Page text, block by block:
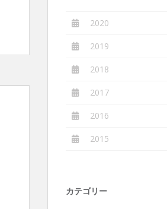
2020
2019
2018
2017
2016
2015
カテゴリー